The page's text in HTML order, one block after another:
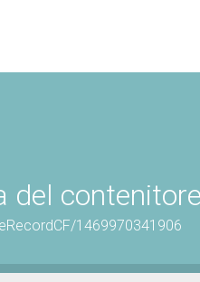
del
1469970341906